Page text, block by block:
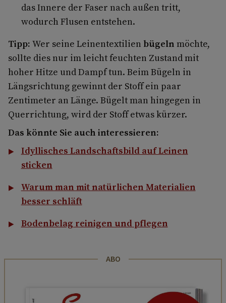
das Innere der Faser nach außen tritt,
wodurch Flusen entstehen.
Tipp: Wer seine Leinentextilien bügeln möchte,
sollte dies nur im leicht feuchten Zustand mit
hoher Hitze und Dampf tun. Beim Bügeln in
Längsrichtung gewinnt der Stoff ein paar
Zentimeter an Länge. Bügelt man hingegen in
Querrichtung, wird der Stoff etwas kürzer.
Das könnte Sie auch interessieren:
Idyllisches Landschaftsbild auf Leinen
sticken
Warum man mit natürlichen Materialien
besser schläft
Bodenbelag reinigen und pflegen
ABO